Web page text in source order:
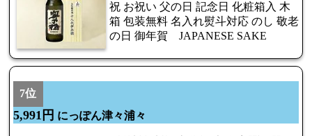
祝 お祝い 父の日 記念日 化粧箱入 木
箱 包装無料 名入れ熨斗対応 のし 敬老
の日 御年賀 JAPANESE SAKE
7位
5,991円 にっぽん津々浦々